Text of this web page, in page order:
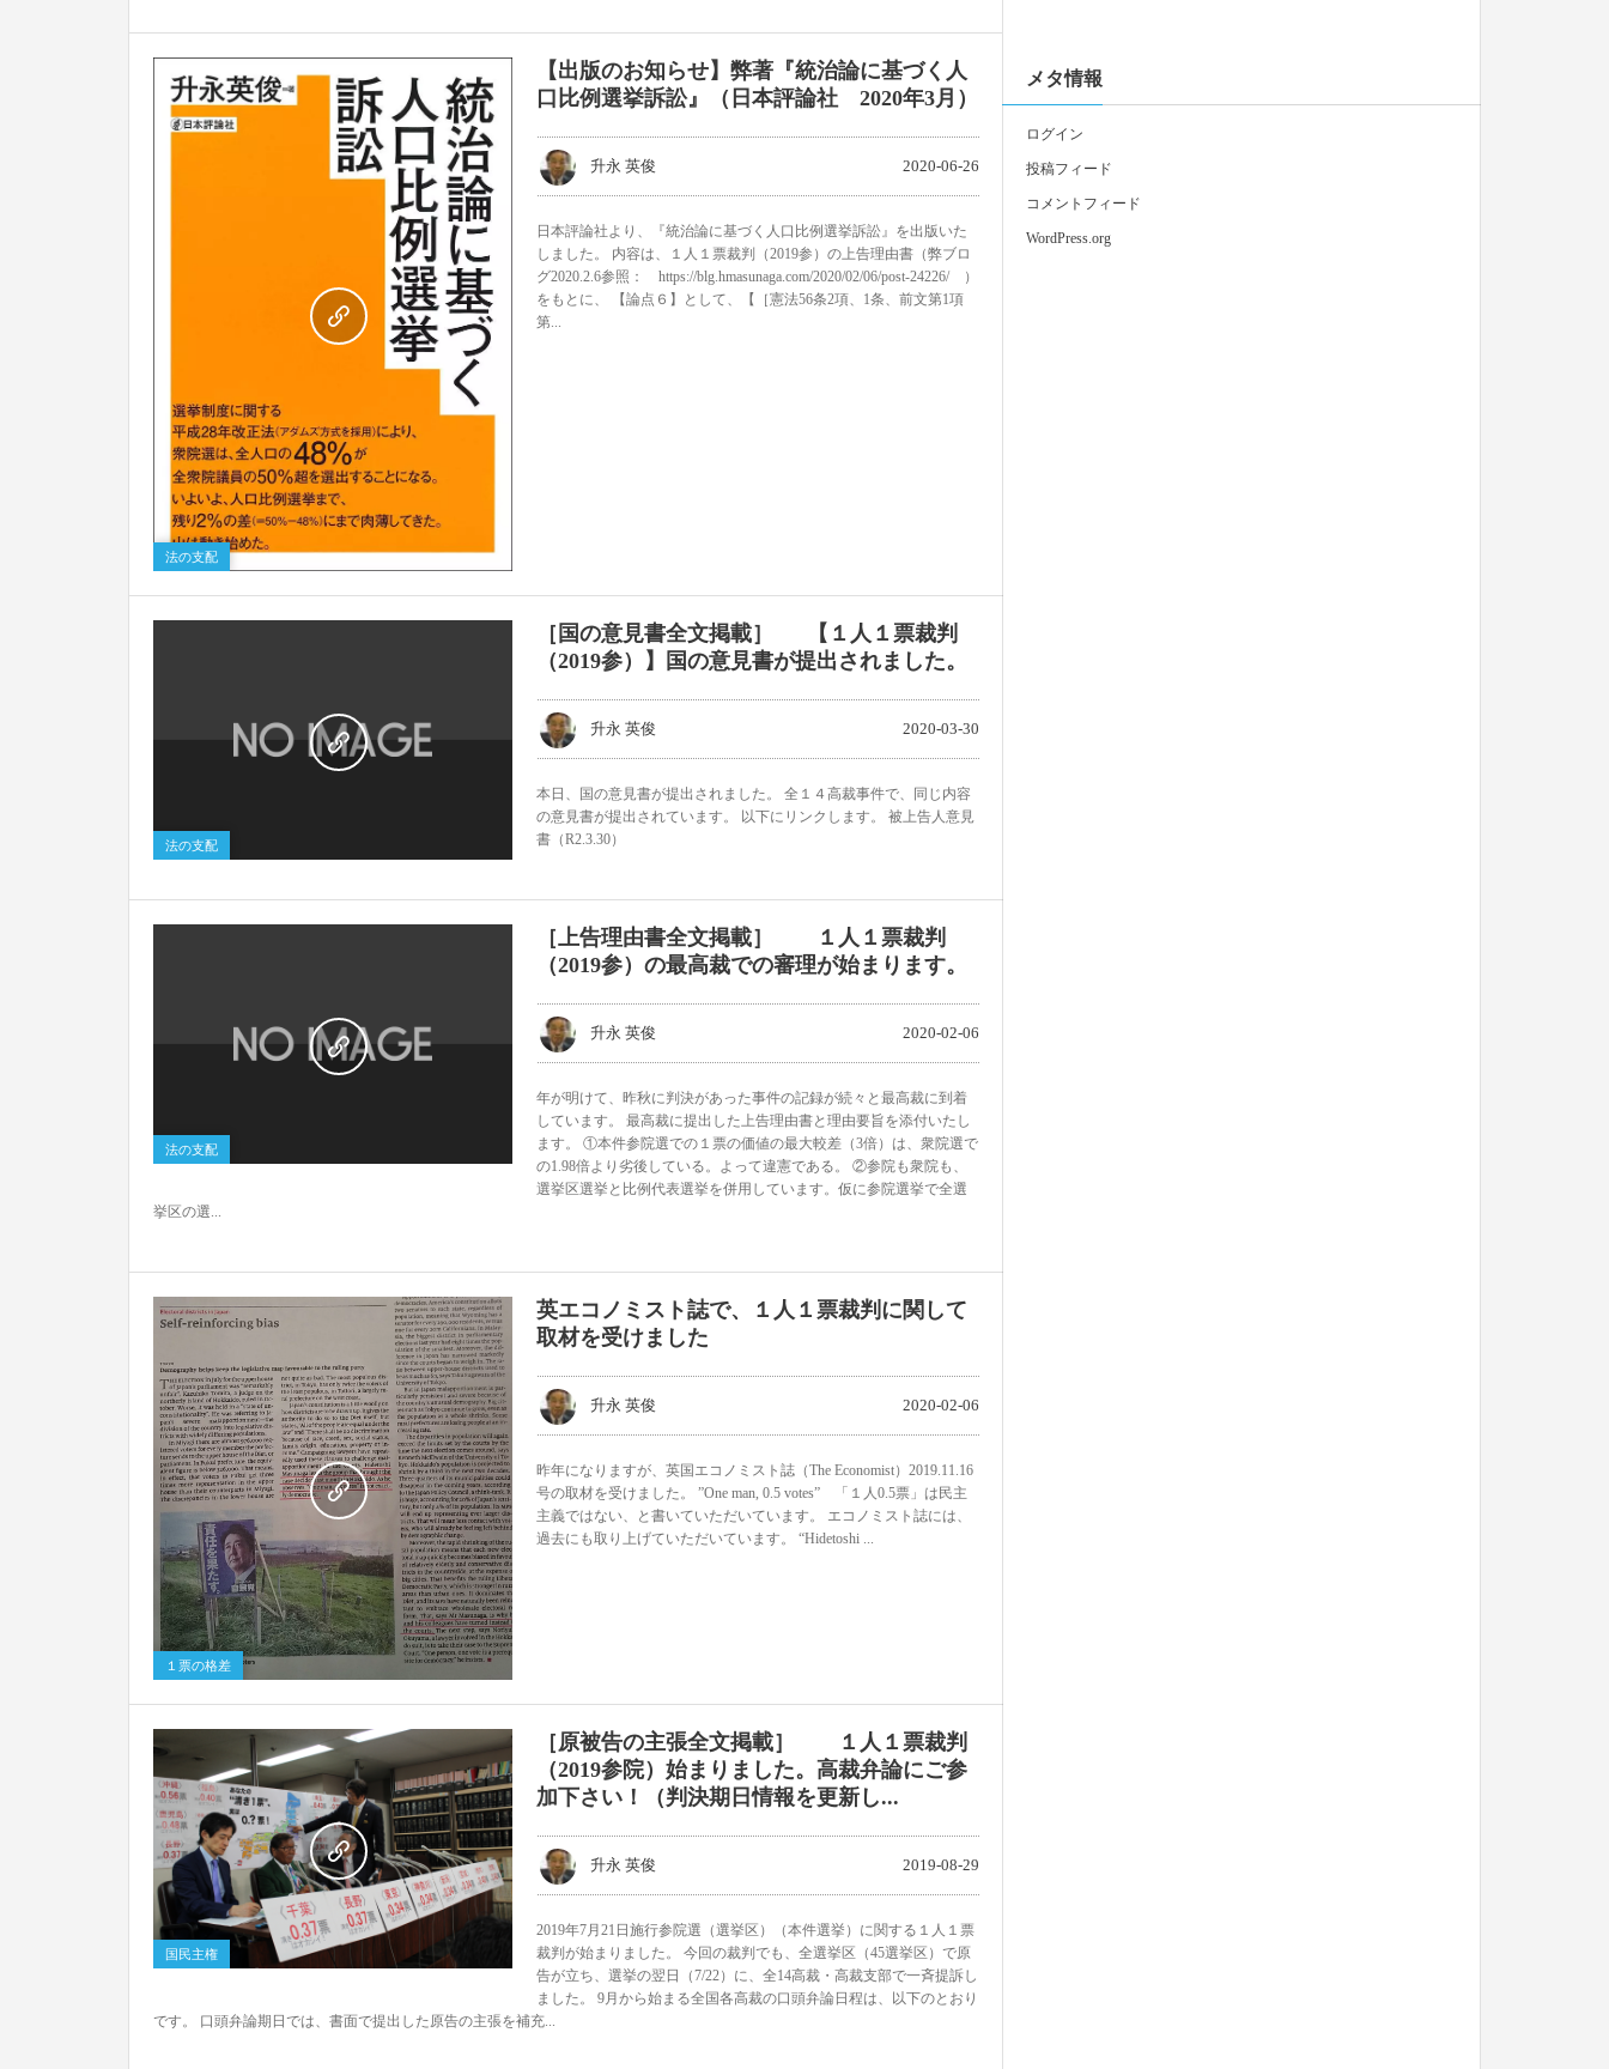
法の支配
【出版のお知らせ】弊著『統治論に基づく人
口比例選挙訴訟』（日本評論社 2020年3月）
升永 英俊 2020-06-26
日本評論社より、『統治論に基づく人口比例選挙訴訟』を出版いた
しました。 内容は、１人１票裁判（2019参）の上告理由書（弊ブロ
グ2020.2.6参照： https://blg.hmasunaga.com/2020/02/06/post-24226/ ）
をもとに、 【論点６】として、【［憲法56条2項、1条、前文第1項
第...
法の支配
［国の意見書全文掲載］ 【１人１票裁判
（2019参）】国の意見書が提出されました。
升永 英俊 2020-03-30
本日、国の意見書が提出されました。 全１４高裁事件で、同じ内容
の意見書が提出されています。 以下にリンクします。 被上告人意見
書（R2.3.30）
法の支配
［上告理由書全文掲載］ １人１票裁判
（2019参）の最高裁での審理が始まります。
升永 英俊 2020-02-06
年が明けて、昨秋に判決があった事件の記録が続々と最高裁に到着
しています。 最高裁に提出した上告理由書と理由要旨を添付いたし
ます。 ①本件参院選での１票の価値の最大較差（3倍）は、衆院選で
の1.98倍より劣後している。よって違憲である。 ②参院も衆院も、
選挙区選挙と比例代表選挙を併用しています。仮に参院選挙で全選
挙区の選...
１票の格差
0
英エコノミスト誌で、１人１票裁判に関して
取材を受けました
升永 英俊 2020-02-06
昨年になりますが、英国エコノミスト誌（The Economist）2019.11.16
号の取材を受けました。 ”One man, 0.5 votes” 「１人0.5票」は民主
主義ではない、と書いていただいています。 エコノミスト誌には、
過去にも取り上げていただいています。 “Hidetoshi ...
国民主権
0
［原被告の主張全文掲載］ １人１票裁判
（2019参院）始まりました。高裁弁論にご参
加下さい！（判決期日情報を更新し...
升永 英俊 2019-08-29
2019年7月21日施行参院選（選挙区）（本件選挙）に関する１人１票
裁判が始まりました。 今回の裁判でも、全選挙区（45選挙区）で原
告が立ち、選挙の翌日（7/22）に、全14高裁・高裁支部で一斉提訴し
ました。 9月から始まる全国各高裁の口頭弁論日程は、以下のとおり
です。 口頭弁論期日では、書面で提出した原告の主張を補充...
メタ情報
ログイン
投稿フィード
コメントフィード
WordPress.org